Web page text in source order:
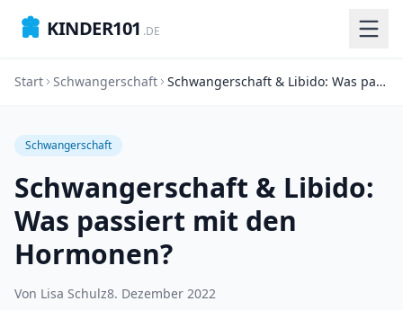
KINDER101 .DE
Start Schwangerschaft Schwangerschaft & Libido: Was passiert mit den Hormonen?
Schwangerschaft
Schwangerschaft & Libido:
Was passiert mit den
Hormonen?
Von Lisa Schulz8. Dezember 2022